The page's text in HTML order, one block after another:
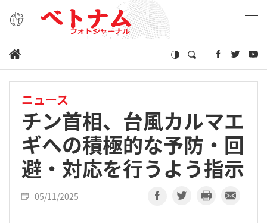
ニュース
チン首相、台風カルマエ
ギへの積極的な予防・回
避・対応を行うよう指示
05/11/2025